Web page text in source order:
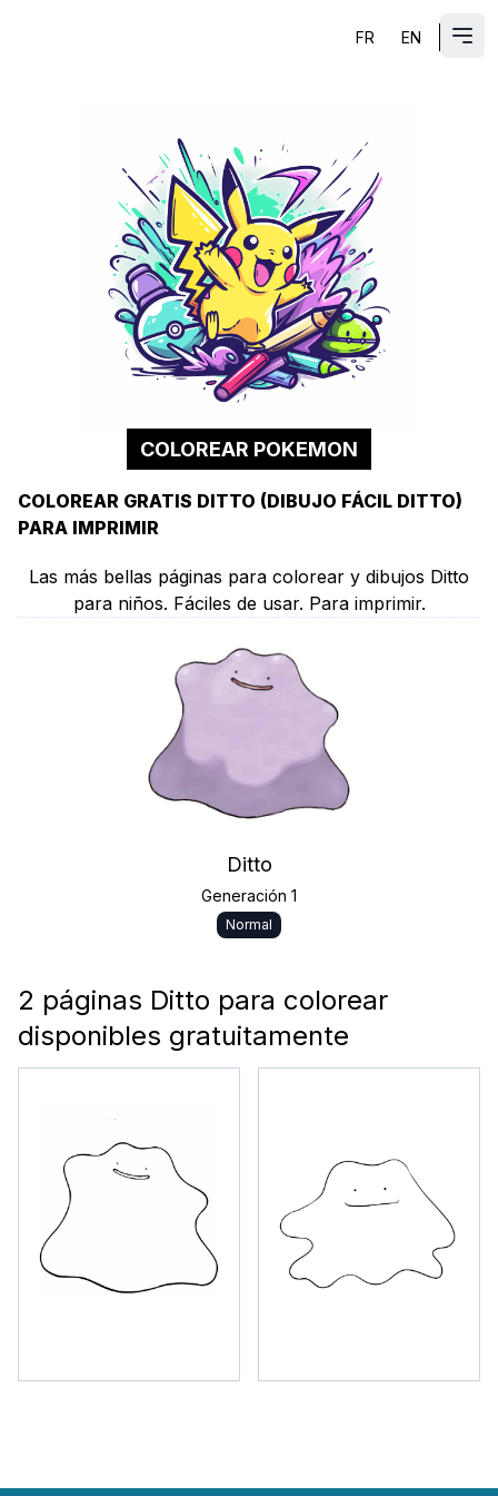
FR EN ES
COLOREAR POKEMON
COLOREAR GRATIS DITTO (DIBUJO FÁCIL DITTO)
PARA IMPRIMIR
Las más bellas páginas para colorear y dibujos Ditto
para niños. Fáciles de usar. Para imprimir.
Ditto
Generación 1
Normal
2 páginas Ditto para colorear
disponibles gratuitamente